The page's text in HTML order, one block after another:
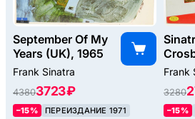
September Of My
Years (UK), 1965
Frank Sinatra
43803723 ₽
–15% ПЕРЕИЗДАНИЕ 1971
Frank
3280
–15%